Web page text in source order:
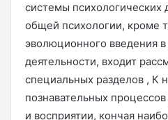
системы психологических
общей психологии, кроме
эволюционного введения
деятельности, входит
специальных разделов , К
познавательных
и восприятии, кончая